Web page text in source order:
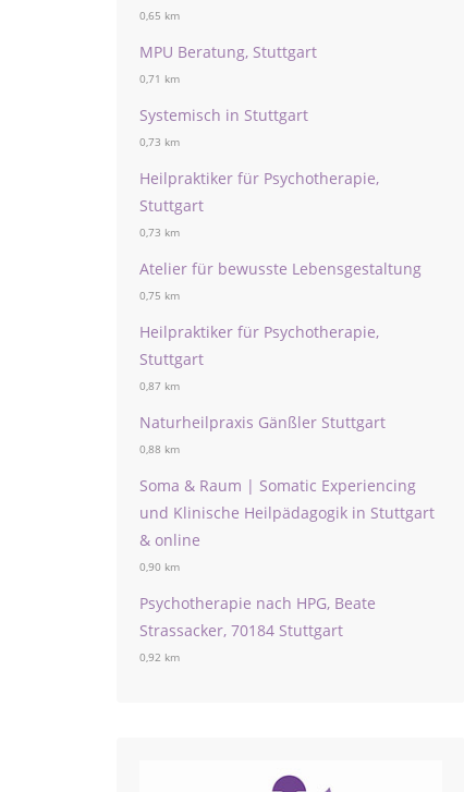
0,65 km
MPU Beratung, Stuttgart
0,71 km
Systemisch in Stuttgart
0,73 km
Heilpraktiker für Psychotherapie,
Stuttgart
0,73 km
Atelier für bewusste Lebensgestaltung
0,75 km
Heilpraktiker für Psychotherapie,
Stuttgart
0,87 km
Naturheilpraxis Gänßler Stuttgart
0,88 km
Soma & Raum | Somatic Experiencing
und Klinische Heilpädagogik in Stuttgart
& online
0,90 km
Psychotherapie nach HPG, Beate
Strassacker, 70184 Stuttgart
0,92 km